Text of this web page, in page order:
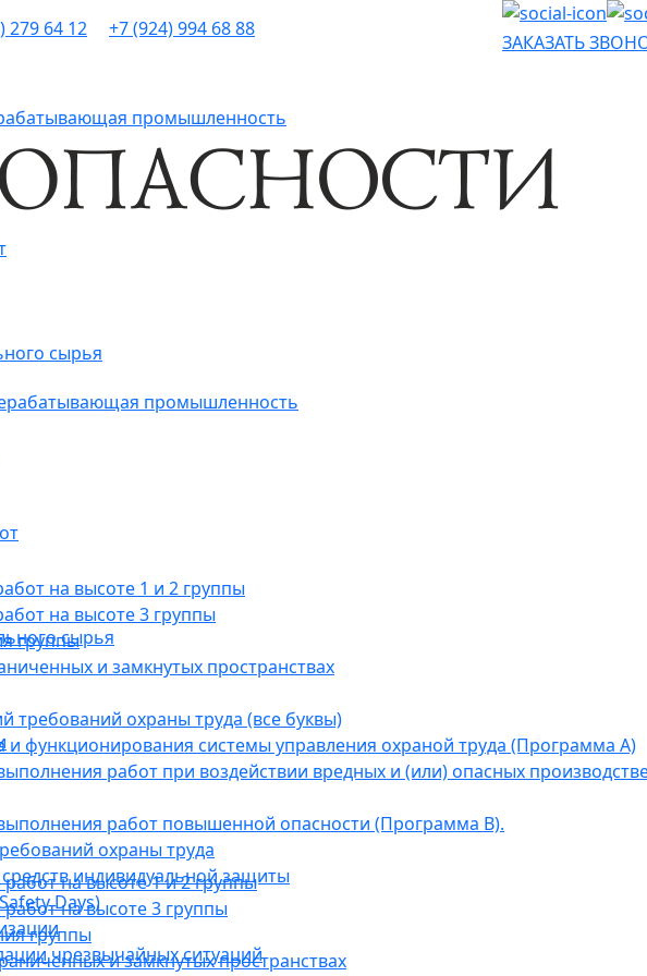
промышленность
сырья
на высоте 1 и 2 группы
на высоте 3 группы
группы
и замкнутых пространствах
требований охраны труда (все буквы)
функционирования системы управления охраной труда (Программа А)
работ при воздействии вредных и (или) опасных
работ повышенной опасности (Программа В).
охраны труда
индивидуальной защиты
Days)
чрезвычайных ситуаций
279 64 12 +7 (924) 994 68 88
ЗАКАЗАТЬ
промышленность
сырья
на высоте 1 и 2 группы
на высоте 3 группы
группы
и замкнутых пространствах